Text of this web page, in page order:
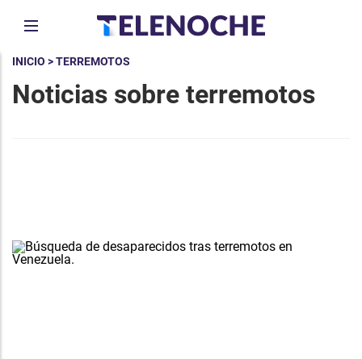
INICIO > TERREMOTOS
Noticias sobre terremotos